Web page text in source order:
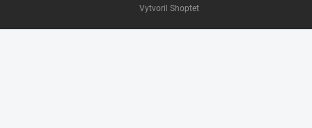
Vytvoril Shoptet